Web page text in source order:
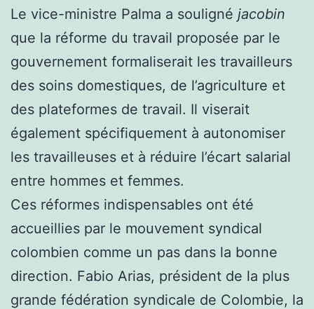
Le vice-ministre Palma a souligné jacobin
que la réforme du travail proposée par le
gouvernement formaliserait les travailleurs
des soins domestiques, de l’agriculture et
des plateformes de travail. Il viserait
également spécifiquement à autonomiser
les travailleuses et à réduire l’écart salarial
entre hommes et femmes.
Ces réformes indispensables ont été
accueillies par le mouvement syndical
colombien comme un pas dans la bonne
direction. Fabio Arias, président de la plus
grande fédération syndicale de Colombie, la